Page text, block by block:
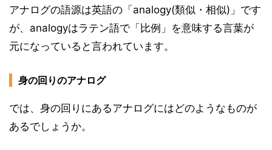
アナログの語源は英語の「analogy(類似・相似)」です
が、analogyはラテン語で「比例」を意味する言葉が
元になっていると言われています。
身の回りのアナログ
では、身の回りにあるアナログにはどのようなものが
あるでしょうか。